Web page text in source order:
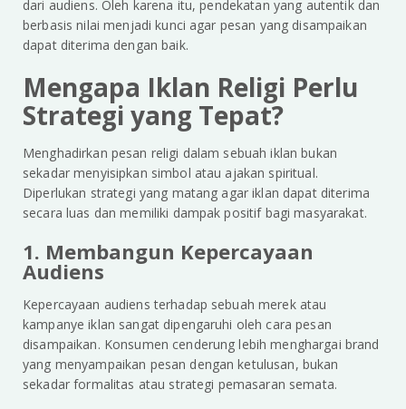
dari audiens. Oleh karena itu, pendekatan yang autentik dan
berbasis nilai menjadi kunci agar pesan yang disampaikan
dapat diterima dengan baik.
Mengapa Iklan Religi Perlu
Strategi yang Tepat?
Menghadirkan pesan religi dalam sebuah iklan bukan
sekadar menyisipkan simbol atau ajakan spiritual.
Diperlukan strategi yang matang agar iklan dapat diterima
secara luas dan memiliki dampak positif bagi masyarakat.
1. Membangun Kepercayaan
Audiens
Kepercayaan audiens terhadap sebuah merek atau
kampanye iklan sangat dipengaruhi oleh cara pesan
disampaikan. Konsumen cenderung lebih menghargai brand
yang menyampaikan pesan dengan ketulusan, bukan
sekadar formalitas atau strategi pemasaran semata.